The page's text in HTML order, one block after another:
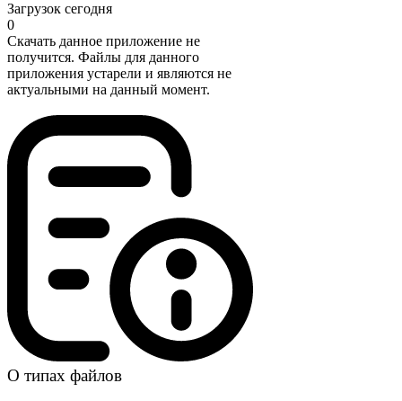
Загрузок сегодня
0
Скачать данное приложение не
получится. Файлы для данного
приложения устарели и являются не
актуальными на данный момент.
О типах файлов